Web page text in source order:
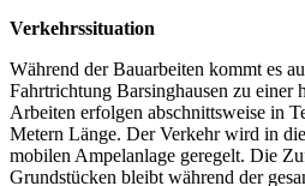
Verkehrssituation
Während der Bauarbeiten kommt es
Fahrtrichtung Barsinghausen zu einer
Arbeiten erfolgen abschnittsweise in
Metern Länge. Der Verkehr wird in
mobilen Ampelanlage geregelt. Die
Grundstücken bleibt während der